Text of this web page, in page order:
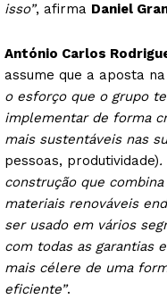
isso”, afirma Daniel
António Carlos
assume que a aposta
o esforço que o grupo
implementar de forma
mais sustentáveis nas
pessoas, produtividade).
construção que
materiais renováveis
ser usado em vários
com todas as garantias
mais célere de uma
eficiente”.